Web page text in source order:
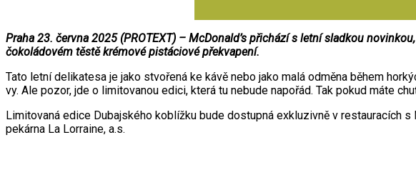
Praha 23. června 2025 (PROTEXT) – McDonald’s přichází s letní sladkou
čokoládovém těstě krémové pistáciové překvapení.
Tato letní delikatesa je jako stvořená ke kávě nebo jako malá odměna během
vy. Ale pozor, jde o limitovanou edici, která tu nebude napořád. Tak pokud máte
Limitovaná edice Dubajského koblížku bude dostupná exkluzivně v restauracích
pekárna La Lorraine, a.s.